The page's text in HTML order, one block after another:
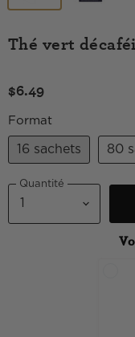
Thé vert
$6.49
Format
16 sachets 80
Quantité